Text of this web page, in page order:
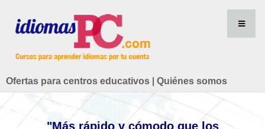
Ofertas para centros educativos Quiénes somos
"Más rápido y cómodo que los